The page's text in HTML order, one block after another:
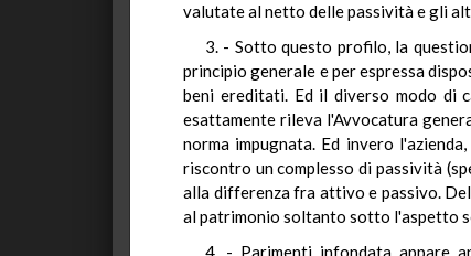
valutate al netto delle passività e gli
3. - Sotto questo profilo, la
principio generale e per espressa
beni ereditati. Ed il diverso modo di
esattamente rileva l'Avvocatura
norma impugnata. Ed invero
riscontro un complesso di passività
alla differenza fra attivo e passivo.
al patrimonio soltanto sotto l'aspetto
4. - Parimenti infondata appare